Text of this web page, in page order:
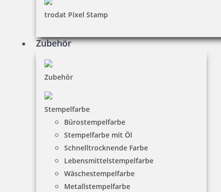
trodat Pixel Stamp
Zubehör
Zubehör
Stempelfarbe
Bürostempelfarbe
Stempelfarbe mit Öl
Schnelltrocknende Farbe
Lebensmittelstempelfarbe
Wäschestempelfarbe
Metallstempelfarbe